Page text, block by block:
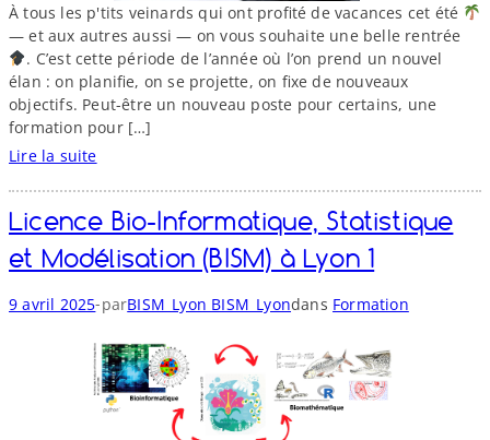
m
u
l
t
i
p
e
n
é
t
i
e
À tous les p'tits veinards qui ont profité de vacances cet été
— et aux autres aussi — on vous souhaite une belle rentrée
. C’est cette période de l’année où l’on prend un nouvel
élan : on planifie, on se projette, on fixe de nouveaux
objectifs. Peut-​être un nouveau poste pour certains, une
formation pour […]
Lire la suite
o
n
n
r
e
n
t
Licence Bio-​Informatique, Statistique
et Modélisation (BISM) à Lyon 1
9 avril 2025-parBISM_Lyon BISM_Lyondans Formation